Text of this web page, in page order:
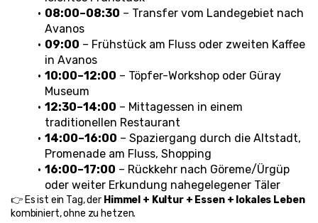
08:00–08:30 – Transfer vom Landegebiet nach
Avanos
09:00 – Frühstück am Fluss oder zweiten Kaffee
in Avanos
10:00–12:00 – Töpfer-Workshop oder Güray
Museum
12:30–14:00 – Mittagessen in einem
traditionellen Restaurant
14:00–16:00 – Spaziergang durch die Altstadt,
Promenade am Fluss, Shopping
16:00–17:00 – Rückkehr nach Göreme/Ürgüp
oder weiter Erkundung nahegelegener Täler
👉 Es ist ein Tag, der Himmel + Kultur + Essen + lokales Leben
kombiniert, ohne zu hetzen.